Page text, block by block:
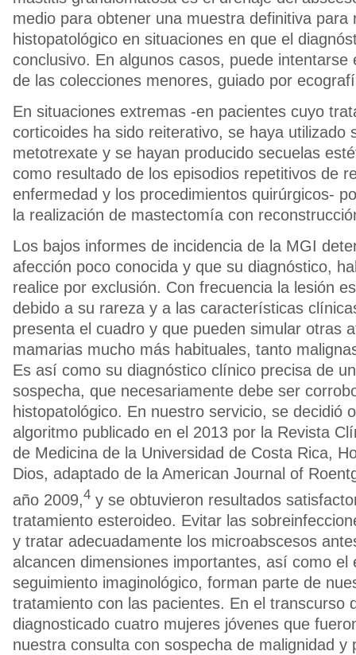
medio para obtener una muestra definitiva para
histopatológico en situaciones en que el
conclusivo. En algunos casos, puede intentarse
de las colecciones menores, guiado por
En situaciones extremas -en pacientes cuyo
corticoides ha sido reiterativo, se haya utilizado
metotrexate y se hayan producido secuelas
como resultado de los episodios repetitivos de
enfermedad y los procedimientos quirúrgicos-
la realización de mastectomía con
Los bajos informes de incidencia de la MGI
afección poco conocida y que su diagnóstico,
realice por exclusión. Con frecuencia la lesión
debido a su rareza y a las características
presenta el cuadro y que pueden simular otras
mamarias mucho más habituales, tanto
Es así como su diagnóstico clínico precisa de
sospecha, que necesariamente debe ser
histopatológico. En nuestro servicio, se decidió
algoritmo publicado en el 2013 por la Revista
de Medicina de la Universidad de Costa Rica,
Dios, adaptado de la American Journal of
año 2009,4 y se obtuvieron resultados
tratamiento esteroideo. Evitar las
y tratar adecuadamente los microabscesos
alcancen dimensiones importantes, así como el
seguimiento imaginológico, forman parte de
tratamiento con las pacientes. En el transcurso
diagnosticado cuatro mujeres jóvenes que
nuestra consulta con sospecha de malignidad y